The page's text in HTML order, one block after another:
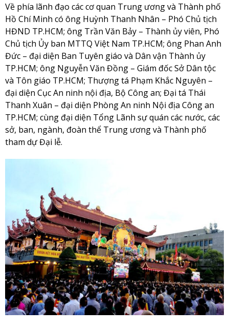
Về phía lãnh đạo các cơ quan Trung ương và Thành phố
Hồ Chí Minh có ông Huỳnh Thanh Nhân – Phó Chủ tịch
HĐND TP.HCM; ông Trần Văn Bảy – Thành ủy viên, Phó
Chủ tịch Ủy ban MTTQ Việt Nam TP.HCM; ông Phan Anh
Đức – đại diện Ban Tuyên giáo và Dân vận Thành ủy
TP.HCM; ông Nguyễn Văn Đồng – Giám đốc Sở Dân tộc
và Tôn giáo TP.HCM; Thượng tá Phạm Khắc Nguyên –
đại diện Cục An ninh nội địa, Bộ Công an; Đại tá Thái
Thanh Xuân – đại diện Phòng An ninh Nội địa Công an
TP.HCM; cùng đại diện Tổng Lãnh sự quán các nước, các
sở, ban, ngành, đoàn thể Trung ương và Thành phố
tham dự Đại lễ.